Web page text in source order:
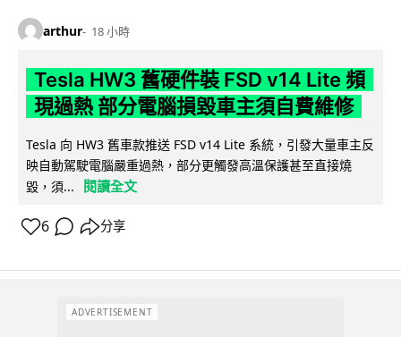
arthur 18 小時
Tesla HW3 舊硬件裝 FSD v14 Lite 頻
現過熱 部分電腦損毀車主須自費維修
Tesla 向 HW3 舊車款推送 FSD v14 Lite 系統，引發大量車主反
映自動駕駛電腦嚴重過熱，部分更觸發高溫保護甚至直接燒
毀，須...
閱讀全文
6 分享
ADVERTISEMENT